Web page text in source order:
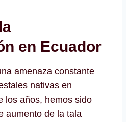
en Ecuador
amenaza constante
nativas en
los años, hemos sido
aumento de la tala